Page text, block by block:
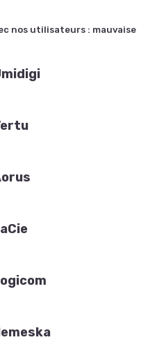
nos utilisateurs : mauvaise